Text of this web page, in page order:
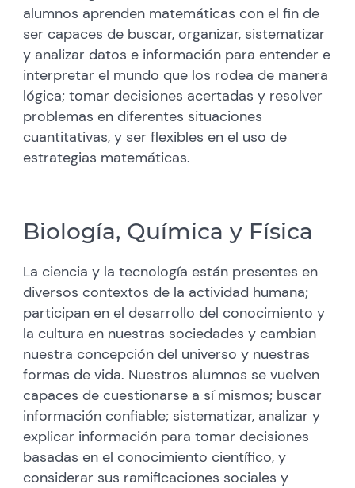
alumnos aprenden matemáticas con el fin de
ser capaces de buscar, organizar, sistematizar
y analizar datos e información para entender e
interpretar el mundo que los rodea de manera
lógica; tomar decisiones acertadas y resolver
problemas en diferentes situaciones
cuantitativas, y ser flexibles en el uso de
estrategias matemáticas.
Biología, Química y Física
La ciencia y la tecnología están presentes en
diversos contextos de la actividad humana;
participan en el desarrollo del conocimiento y
la cultura en nuestras sociedades y cambian
nuestra concepción del universo y nuestras
formas de vida. Nuestros alumnos se vuelven
capaces de cuestionarse a sí mismos; buscar
información confiable; sistematizar, analizar y
explicar información para tomar decisiones
basadas en el conocimiento científico, y
considerar sus ramificaciones sociales y